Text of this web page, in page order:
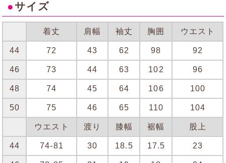
● サイズ
着丈 肩幅 袖丈 胸囲 ウエスト
44 72 43 62 98 92
46 73 44 63 102 96
48 74 45 64 106 100
50 75 46 65 110 104
ウエスト 渡り 膝幅 裾幅 股上
44 74-81 30 18.5 17.5 23